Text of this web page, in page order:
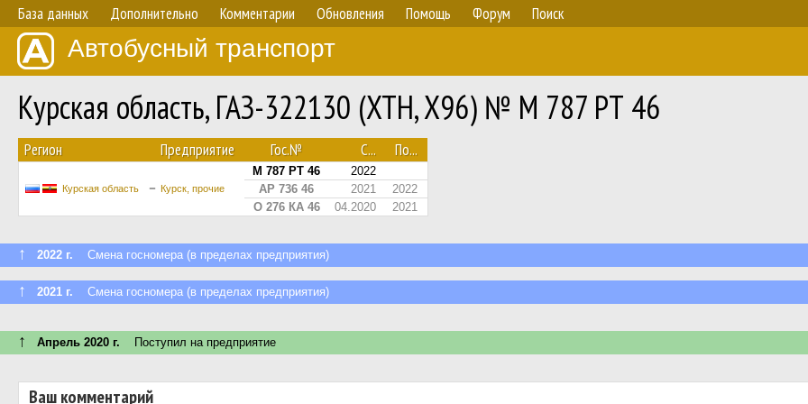
База данных Дополнительно Комментарии Обновления Помощь Форум Поиск
Автобусный транспорт
Курская область, ГАЗ-322130 (XTH, X96) № М 787 РТ 46
Регион Предприятие Гос.№ С... По...
Курская область Курск, прочие
М 787 РТ 46
2022
АР 736 46
2021
2022
О 276 КА 46
04.2020 2021
↑ 2022 г. Смена госномера (в пределах предприятия)
↑ 2021 г. Смена госномера (в пределах предприятия)
↑ Апрель 2020 г. Поступил на предприятие
Ваш комментарий